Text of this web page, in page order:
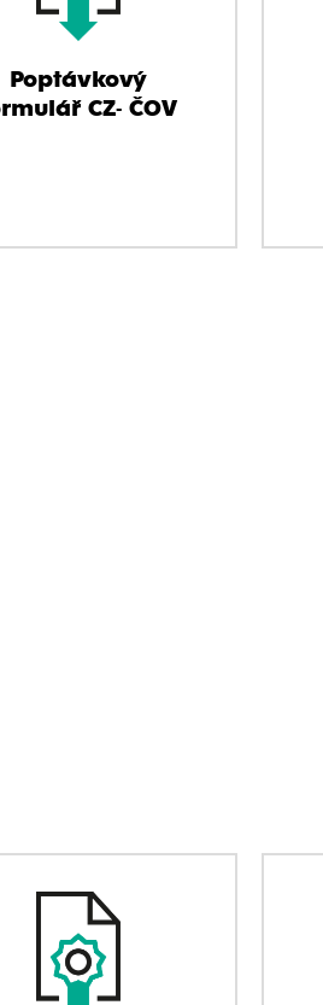
Poptávkový
CZ- ČOV